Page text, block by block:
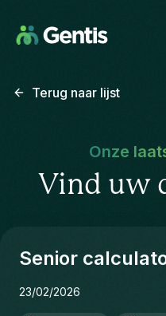
Terug naar lijst
Onze
Vind uw
Senior
23/02/2026